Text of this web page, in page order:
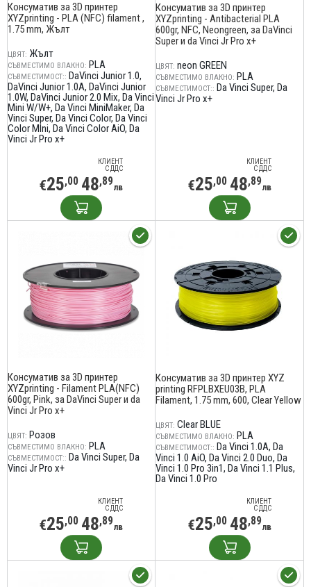
Консуматив за 3D принтер
XYZprinting - PLA (NFC) filament ,
1.75 mm, Жълт
ЦВЯТ: Жълт
СЪВМЕСТИМО ВЛАКНО: PLA
СЪВМЕСТИМОСТ:: DaVinci Junior 1.0
DaVinci Junior 1.0A DaVinci Junior
1.0W DaVinci Junior 2.0 Mix Da Vinci
Mini W/W+ Da Vinci MiniMaker Da
Vinci Super Da Vinci Color Da Vinci
Color MIni Da Vinci Color AiO Da
Vinci Jr Pro x+
КЛИЕНТ
С ДДС
€25,00 48,89лв
Консуматив за 3D принтер
XYZprinting - Antibacterial PLA
600gr, NFC, Neongreen, за DaVinci
Super и da Vinci Jr Pro x+
ЦВЯТ: neon GREEN
СЪВМЕСТИМО ВЛАКНО: PLA
СЪВМЕСТИМОСТ:: Da Vinci Super Da
Vinci Jr Pro x+
КЛИЕНТ
С ДДС
€25,00 48,89лв
Консуматив за 3D принтер
XYZprinting - Filament PLA(NFC)
600gr, Pink, за DaVinci Super и da
Vinci Jr Pro x+
ЦВЯТ: Розов
СЪВМЕСТИМО ВЛАКНО: PLA
СЪВМЕСТИМОСТ:: Da Vinci Super Da
Vinci Jr Pro x+
КЛИЕНТ
С ДДС
€25,00 48,89лв
Консуматив за 3D принтер XYZ
printing RFPLBXEU03B, PLA
Filament, 1.75 mm, 600, Clear Yellow
ЦВЯТ: Clear BLUE
СЪВМЕСТИМО ВЛАКНО: PLA
СЪВМЕСТИМОСТ:: Da Vinci 1.0A Da
Vinci 1.0 AiO Da Vinci 2.0 Duo Da
Vinci 1.0 Pro 3in1 Da Vinci 1.1 Plus
Da Vinci 1.0 Pro
КЛИЕНТ
С ДДС
€25,00 48,89лв